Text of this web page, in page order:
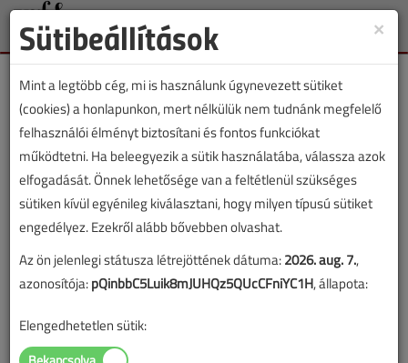
Toggle
Nem csak a gázkazánt kell
karbantartani
2020. szeptember 23. | VGF&HKL online | 7107 |
információk mára aktualitásukat veszíthették, valamint a tartalom
helyenként hiányos lehet (képek, táblázatok stb.).
×
Sütibeállítások
Mint a legtöbb cég, mi is használunk úgynevezett sütiket
(cookies) a honlapunkon, mert nélkülük nem tudnánk megfelelő
felhasználói élményt biztosítani és fontos funkciókat
működtetni. Ha beleegyezik a sütik használatába, válassza azok
elfogadását. Önnek lehetősége van a feltétlenül szükséges
sütiken kívül egyénileg kiválasztani, hogy milyen típusú sütiket
engedélyez. Ezekről alább bővebben olvashat.
Az ön jelenlegi státusza létrejöttének dátuma:2026. aug. 7.,
azonosítója:pQinbbC5Luik8mJUHQz5QUcCFniYC1H, állapota:
Elengedhetetlen sütik: